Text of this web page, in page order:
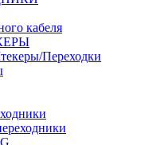
кабеля
Переходки